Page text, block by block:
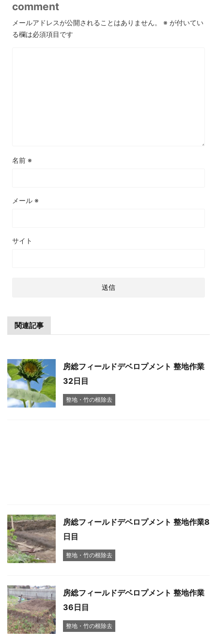
comment
メールアドレスが公開されることはありません。 ※ が付いてい
る欄は必須項目です
名前 ※
メール ※
サイト
関連記事
房総フィールドデベロプメント 整地作業
32日目
整地・竹の根除去
房総フィールドデベロプメント 整地作業8
日目
整地・竹の根除去
房総フィールドデベロプメント 整地作業
36日目
整地・竹の根除去